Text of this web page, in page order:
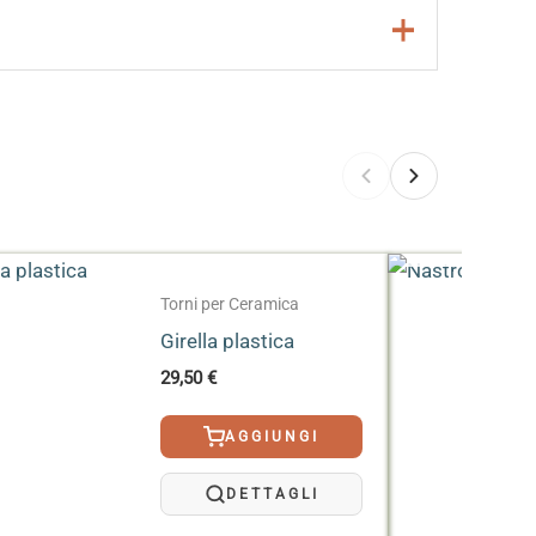
Torni per Ceramica
Girella plastica
29,50€
AGGIUNGI
DETTAGLI